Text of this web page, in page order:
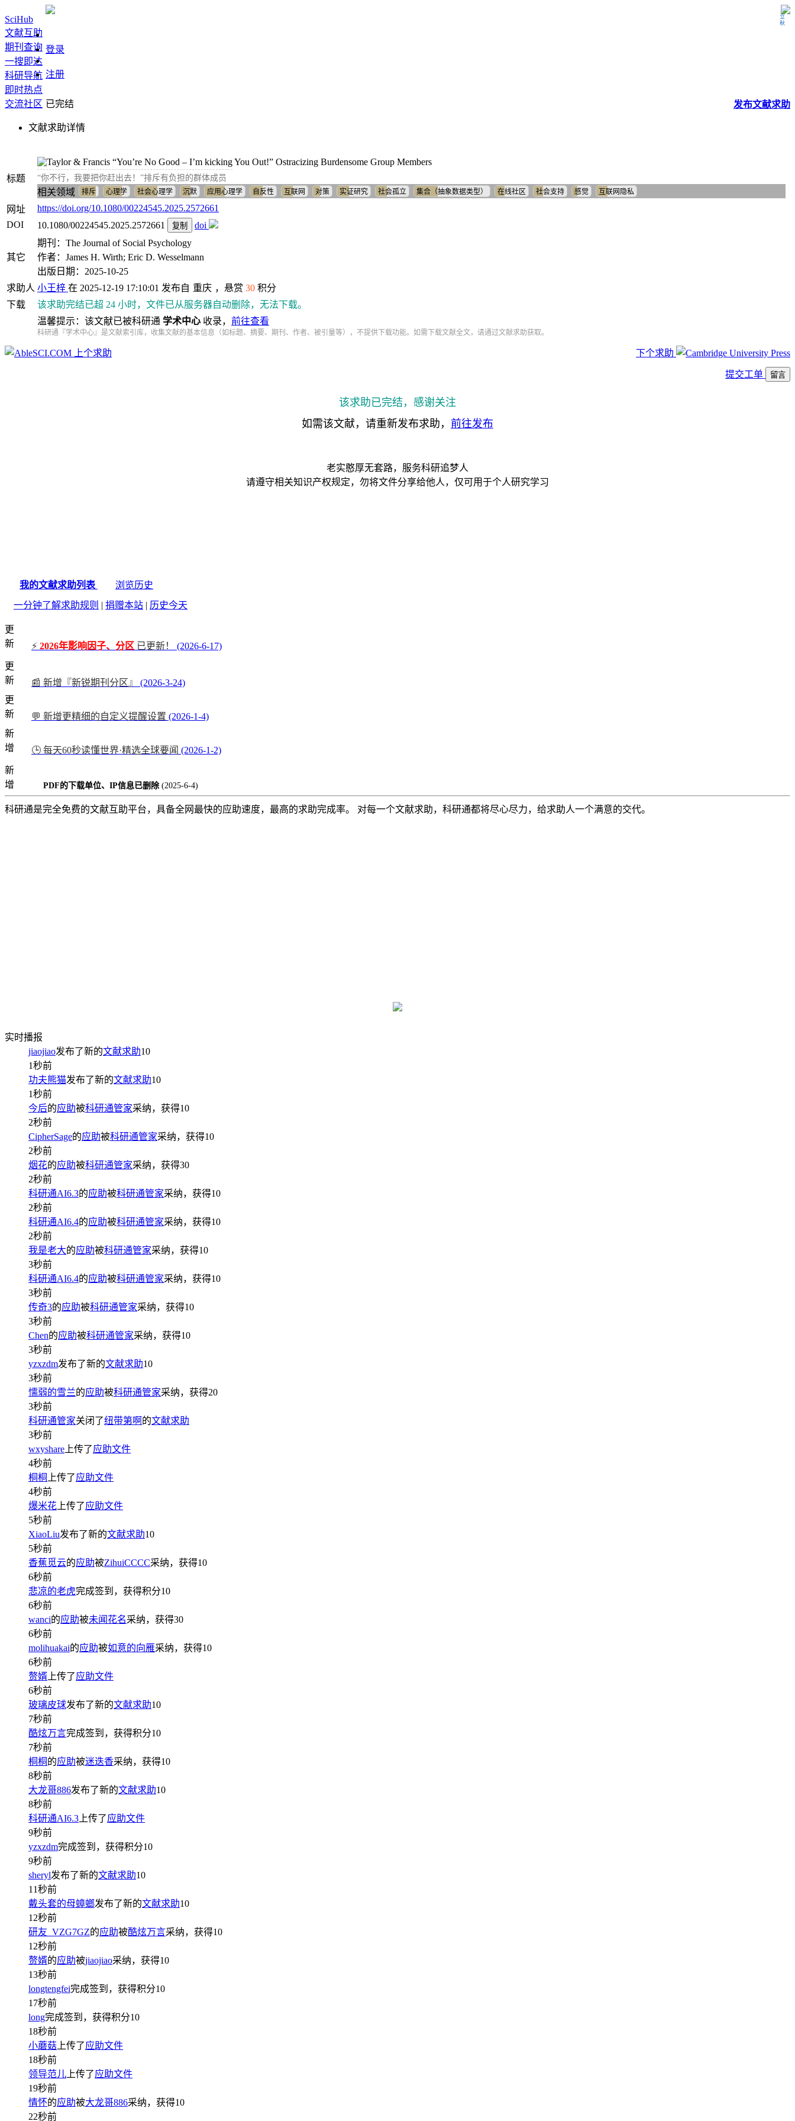
立秋
SciHub
文献互助
期刊查询
一搜即达
科研导航
即时热点
交流社区
登录
注册
发布文献求助
已完结
文献求助详情
标题
“You’re No Good – I’m kicking You Out!” Ostracizing Burdensome Group Members
“你不行，我要把你赶出去！”排斥有负担的群体成员
相关领域 排斥 心理学 社会心理学 沉默 应用心理学 自反性 互联网 对策 实证研究 社会孤立 集合（抽象数据类型） 在线社区 社会支持 感觉 互联网隐私
网址
https://doi.org/10.1080/00224545.2025.2572661
DOI
10.1080/00224545.2025.2572661 复制 doi
其它
期刊：The Journal of Social Psychology
作者：James H. Wirth; Eric D. Wesselmann
出版日期：2025-10-25
求助人 小王梓 在 2025-12-19 17:10:01 发布自 重庆 ，悬赏 30 积分
下载
该求助完结已超 24 小时，文件已从服务器自动删除，无法下载。
温馨提示：该文献已被科研通 学术中心 收录， 前往查看
科研通『学术中心』是文献索引库，收集文献的基本信息（如标题、摘要、期刊、作者、被引量等），不提供下载功能。如需下载文献全文，请通过文献求助获取。
上个求助 下个求助
提交工单 留言
该求助已完结，感谢关注
如需该文献，请重新发布求助， 前往发布
老实憨厚无套路，服务科研追梦人
请遵守相关知识产权规定，勿将文件分享给他人，仅可用于个人研究学习
我的文献求助列表
浏览历史
一分钟了解求助规则 | 捐赠本站 | 历史今天
更
新
⚡ 2026年影响因子、分区 已更新！
(2026-6-17)
更
新
📰 新增『新锐期刊分区』
(2026-3-24)
更
新
💬 新增更精细的自定义提醒设置 (2026-1-4)
新
增
🕒 每天60秒读懂世界·精选全球要闻 (2026-1-2)
新
增
PDF的下载单位、IP信息已删除 (2025-6-4)
科研通是完全免费的文献互助平台，具备全网最快的应助速度，最高的求助完成率。 对每一个文献求助，科研通都将尽心尽力，给求助人一个满意的交代。
实时播报
jiaojiao发布了新的文献求助10
1秒前
功夫熊猫发布了新的文献求助10
1秒前
今后的应助被科研通管家采纳，获得10
2秒前
CipherSage的应助被科研通管家采纳，获得10
2秒前
烟花的应助被科研通管家采纳，获得30
2秒前
科研通AI6.3的应助被科研通管家采纳，获得10
2秒前
科研通AI6.4的应助被科研通管家采纳，获得10
2秒前
我是老大的应助被科研通管家采纳，获得10
3秒前
科研通AI6.4的应助被科研通管家采纳，获得10
3秒前
传奇3的应助被科研通管家采纳，获得10
3秒前
Chen的应助被科研通管家采纳，获得10
3秒前
yzxzdm发布了新的文献求助10
3秒前
懦弱的雪兰的应助被科研通管家采纳，获得20
3秒前
科研通管家关闭了纽带第啊 的文献求助
3秒前
wxyshare 上传了应助文件
4秒前
桐桐
上传了应助文件
4秒前
爆米花 上传了应助文件
5秒前
XiaoLiu发布了新的文献求助10
5秒前
香蕉觅云的应助被ZihuiCCCC采纳，获得10
6秒前
悲凉的老虎完成签到，获得积分10
6秒前
wanci的应助被未闻花名采纳，获得30
6秒前
molihuakai的应助被如意的向雁采纳，获得10
6秒前
赘婿 上传了应助文件
6秒前
玻璃皮球发布了新的文献求助10
7秒前
酷炫万言完成签到，获得积分10
7秒前
桐桐 的应助被迷迭香采纳，获得10
8秒前
大龙哥886发布了新的文献求助10
8秒前
科研通AI6.3 上传了应助文件
9秒前
yzxzdm完成签到，获得积分10
9秒前
sheryl发布了新的文献求助10
11秒前
戴头套的母蟑螂发布了新的文献求助10
12秒前
研友_VZG7GZ的应助被酷炫万言采纳，获得10
12秒前
赘婿的应助被jiaojiao采纳，获得10
13秒前
longtengfei完成签到，获得积分10
17秒前
long完成签到，获得积分10
18秒前
小蘑菇 上传了应助文件
18秒前
领导范儿 上传了应助文件
19秒前
情怀的应助被大龙哥886采纳，获得10
22秒前